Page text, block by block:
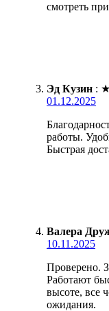
смотреть
Эд Кузин : ★
01.12.2025
работы.
Быстрая
Валера
10.11.2025
Проверено.
Работают
высоте, все
ожидания.